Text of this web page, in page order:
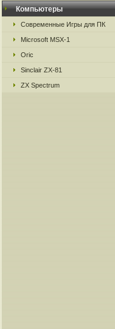
Компьютеры
Современные Игры для ПК
Microsoft MSX-1
Oric
Sinclair ZX-81
ZX Spectrum